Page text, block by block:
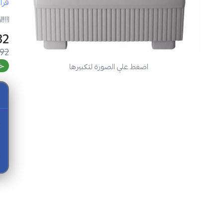
اضغط علي الصورة لتكبيرها